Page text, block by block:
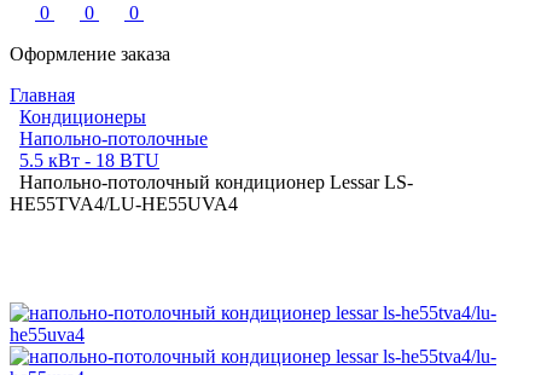
0
0
0
Оформление заказа
Главная
Кондиционеры
Напольно-потолочные
5.5 кВт - 18 BTU
Напольно-потолочный кондиционер Lessar LS-
HE55TVA4/LU-HE55UVA4